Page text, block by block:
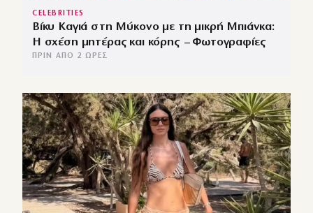
CELEBRITIES
Βίκυ Καγιά στη Μύκονο με τη μικρή Μπιάνκα:
Η σχέση μητέρας και κόρης – Φωτογραφίες
ΠΡΙΝ ΑΠΌ 2 ΏΡΕΣ